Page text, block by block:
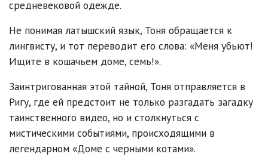
средневековой одежде.
Не понимая латышский язык, Тоня обращается к
лингвисту, и тот переводит его слова: «Меня убьют!
Ищите в кошачьем доме, семь!».
Заинтригованная этой тайной, Тоня отправляется в
Ригу, где ей предстоит не только разгадать загадку
таинственного видео, но и столкнуться с
мистическими событиями, происходящими в
легендарном «Доме с черными котами».